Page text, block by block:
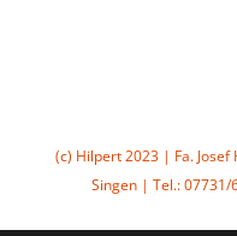
(c) Hilpert 2023 | Fa.
Singen | Tel.: